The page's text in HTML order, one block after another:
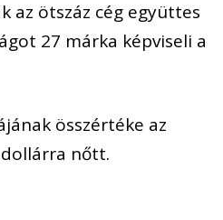
az ötszáz cég együttes
27 márka képviseli a
összértéke az
nőtt.